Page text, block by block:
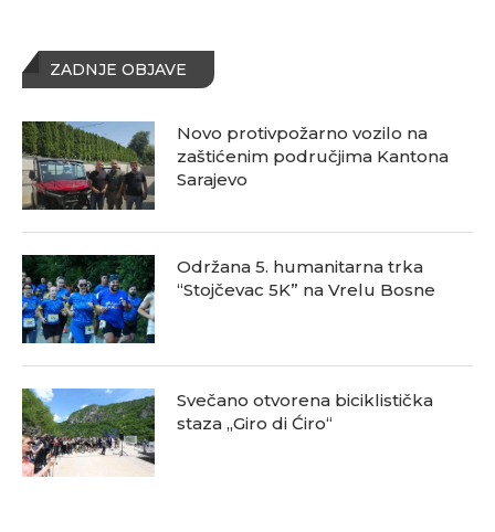
ZADNJE OBJAVE
Novo protivpožarno vozilo na
zaštićenim područjima Kantona
Sarajevo
Održana 5. humanitarna trka
“Stojčevac 5K” na Vrelu Bosne
Svečano otvorena biciklistička
staza „Giro di Ćiro“